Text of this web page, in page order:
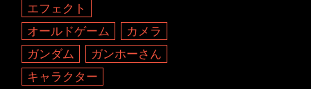
エフェクト
オールドゲーム
カメラ
ガンダム
ガンホーさん
キャラクター